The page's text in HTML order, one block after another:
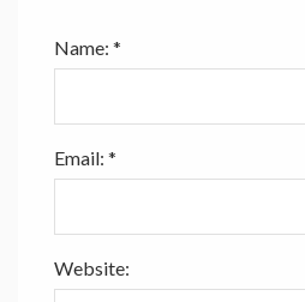
Name: *
Email: *
Website: